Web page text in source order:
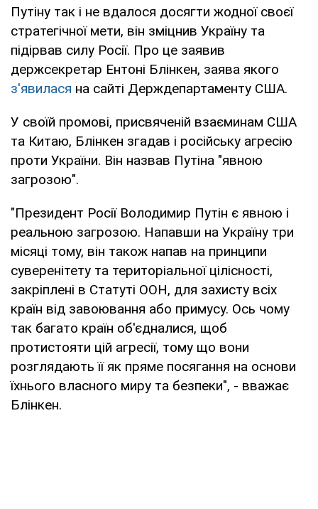
Путіну так і не вдалося досягти жодної своєї
стратегічної мети, він зміцнив Україну та
підірвав силу Росії. Про це заявив
держсекретар Ентоні Блінкен, заява якого
з'явилася на сайті Держдепартаменту США.
У своїй промові, присвяченій взаєминам США
та Китаю, Блінкен згадав і російську агресію
проти України. Він назвав Путіна "явною
загрозою".
"Президент Росії Володимир Путін є явною і
реальною загрозою. Напавши на Україну три
місяці тому, він також напав на принципи
суверенітету та територіальної цілісності,
закріплені в Статуті ООН, для захисту всіх
країн від завоювання або примусу. Ось чому
так багато країн об'єдналися, щоб
протистояти цій агресії, тому що вони
розглядають її як пряме посягання на основи
їхнього власного миру та безпеки", - вважає
Блінкен.